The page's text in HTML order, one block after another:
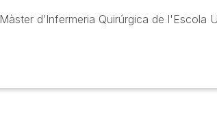
Màster d’Infermeria Quirúrgica de l'Escola